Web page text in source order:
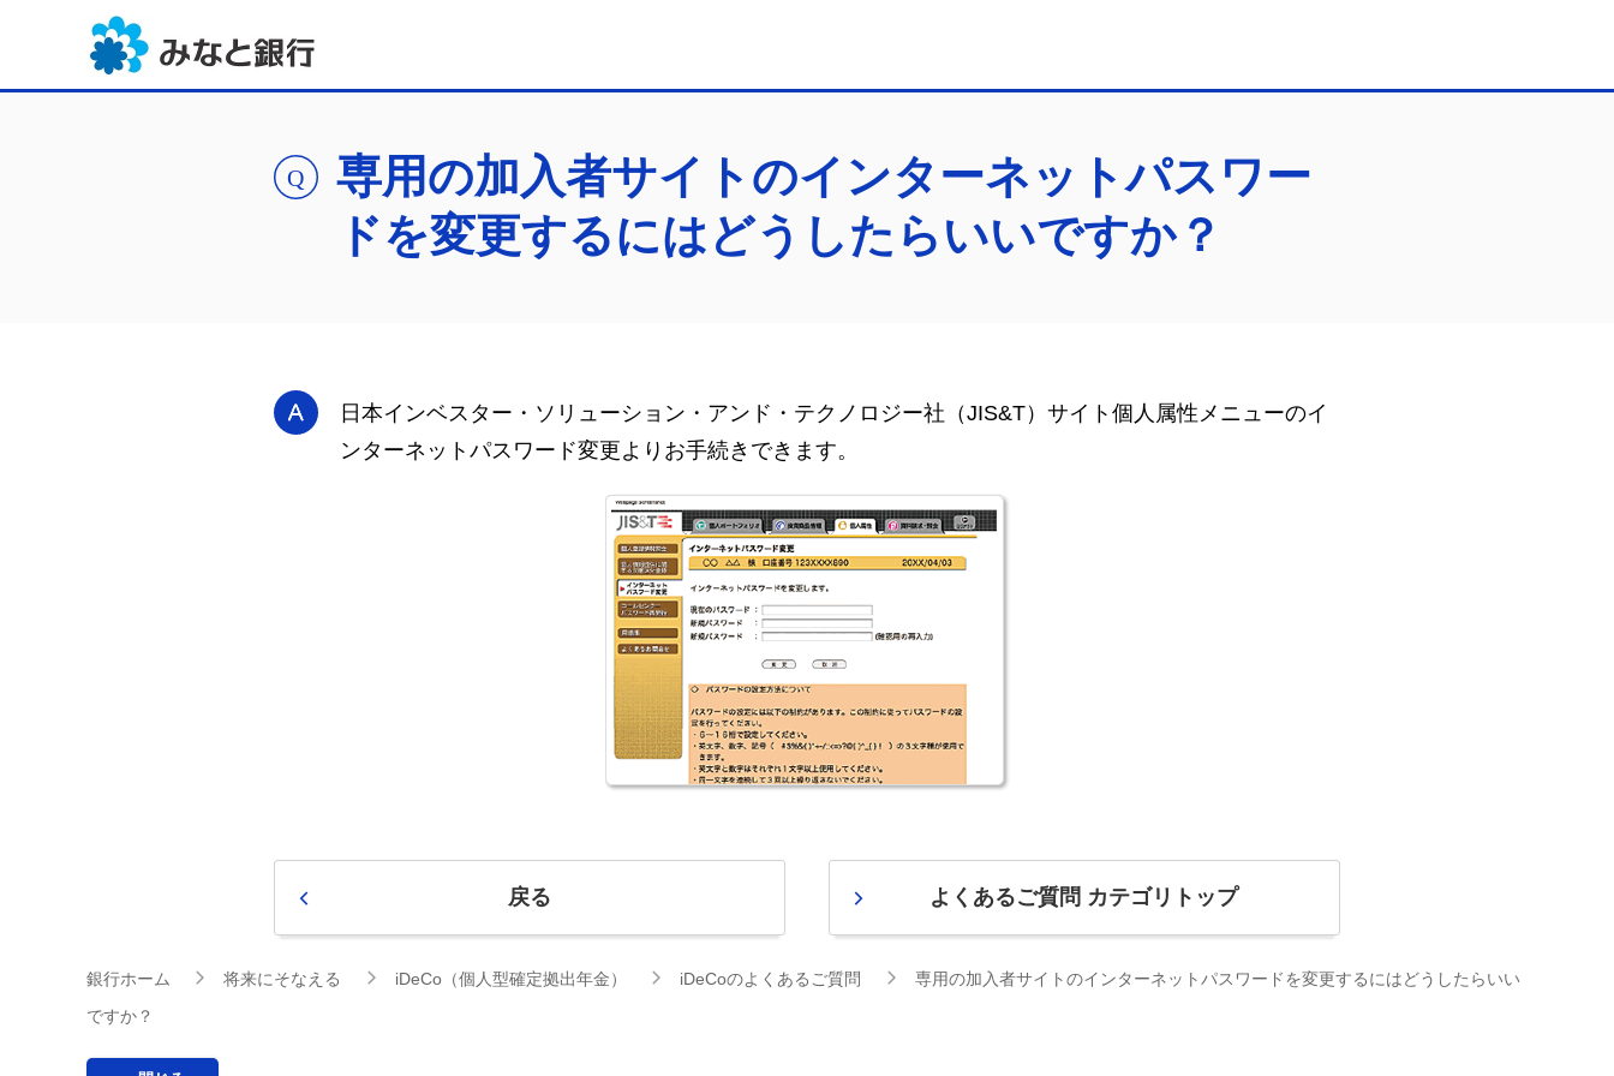
専用の加入者サイトのインターネットパスワー
ドを変更するにはどうしたらいいですか？
日本インベスター・ソリューション・アンド・テクノロジー社（JIS&T）サイト個人属性メニューのイ
ンターネットパスワード変更よりお手続きできます。
戻る よくあるご質問 カテゴリトップ
銀行ホーム 将来にそなえる iDeCo（個人型確定拠出年金） iDeCoのよくあるご質問
専用の加入者サイトのインターネットパスワードを変更するにはどうしたらいい
ですか？